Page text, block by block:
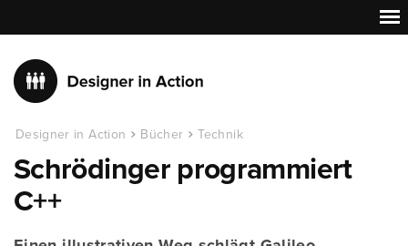
Designer in Action Bücher Technik
Schrödinger programmiert
C++